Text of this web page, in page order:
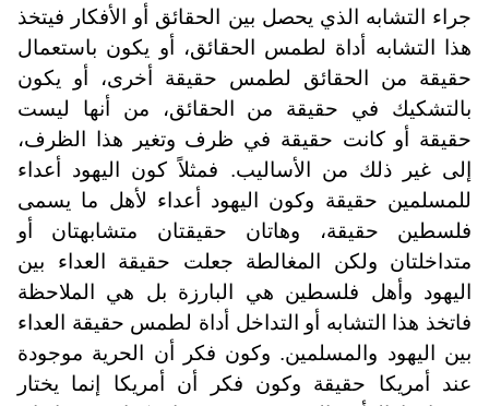
جراء التشابه الذي يحصل بين الحقائق أو الأفكار فيتخذ
هذا التشابه أداة لطمس الحقائق، أو يكون باستعمال
حقيقة من الحقائق لطمس حقيقة أخرى، أو يكون
بالتشكيك في حقيقة من الحقائق، من أنها ليست
حقيقة أو كانت حقيقة في ظرف وتغير هذا الظرف،
إلى غير ذلك من الأساليب. فمثلاً كون اليهود أعداء
للمسلمين حقيقة وكون اليهود أعداء لأهل ما يسمى
فلسطين حقيقة، وهاتان حقيقتان متشابهتان أو
متداخلتان ولكن المغالطة جعلت حقيقة العداء بين
اليهود وأهل فلسطين هي البارزة بل هي الملاحظة
فاتخذ هذا التشابه أو التداخل أداة لطمس حقيقة العداء
بين اليهود والمسلمين. وكون فكر أن الحرية موجودة
عند أمريكا حقيقة وكون فكر أن أمريكا إنما يختار